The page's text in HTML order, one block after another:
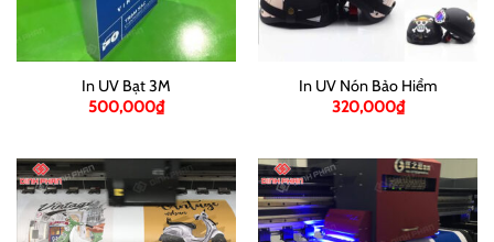
In UV Bạt 3M
500,000₫
In UV Nón Bảo Hiểm
320,000₫